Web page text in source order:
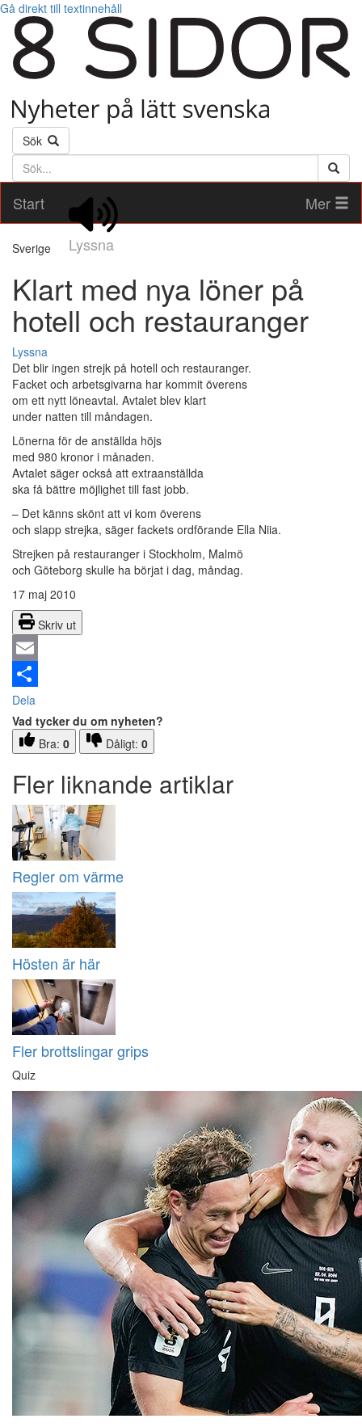
Gå direkt till textinnehåll
Sök
Söktext
Start
Lyssna
Mer
Sverige
Klart med nya löner på
hotell och restauranger
Lyssna
Det blir ingen strejk på hotell och restauranger.
Facket och arbetsgivarna har kommit överens
om ett nytt löneavtal. Avtalet blev klart
under natten till måndagen.
Lönerna för de anställda höjs
med 980 kronor i månaden.
Avtalet säger också att extraanställda
ska få bättre möjlighet till fast jobb.
– Det känns skönt att vi kom överens
och slapp strejka, säger fackets ordförande Ella Niia.
Strejken på restauranger i Stockholm, Malmö
och Göteborg skulle ha börjat i dag, måndag.
17 maj 2010
Skriv ut
Email
Dela
Vad tycker du om nyheten?
Bra: 0 Dåligt: 0
Fler liknande artiklar
Regler om värme
Hösten är här
Fler brottslingar grips
Quiz